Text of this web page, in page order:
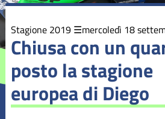
Stagione 2019 mercoledì 18
Chiusa con un
posto la stagione
europea di Diego
Stagione
2017
Stagione
2018
Stagione